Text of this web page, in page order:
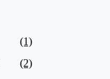
(1)
(2)